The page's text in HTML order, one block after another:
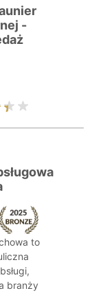
-
to
branży